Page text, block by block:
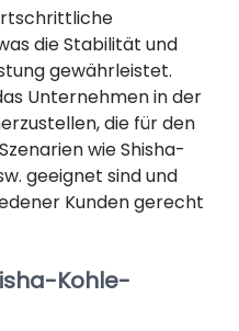
die Stabilität und
gewährleistet.
Unternehmen in der
die für den
wie Shisha-
geeignet sind und
Kunden gerecht
Kohle-